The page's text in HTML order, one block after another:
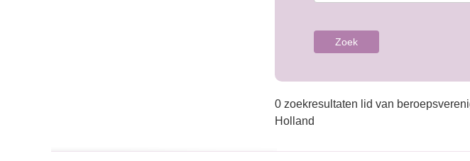
Zoek
0 zoekresultaten lid van
Holland